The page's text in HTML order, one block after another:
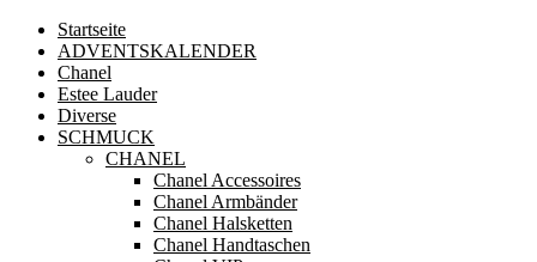
Startseite
ADVENTSKALENDER
Chanel
Estee Lauder
Diverse
SCHMUCK
CHANEL
Chanel Accessoires
Chanel Armbänder
Chanel Halsketten
Chanel Handtaschen